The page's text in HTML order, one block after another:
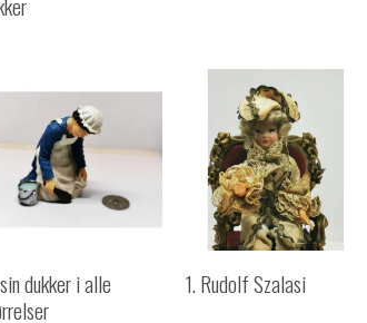
dukker i alle
1. Rudolf Szalasi